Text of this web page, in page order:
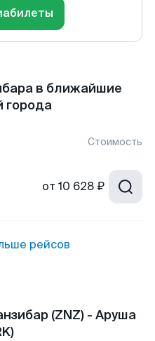
в ближайшие
города
Стоимость
от 10 628 ₽
рейсов
(ZNZ) - Аруша